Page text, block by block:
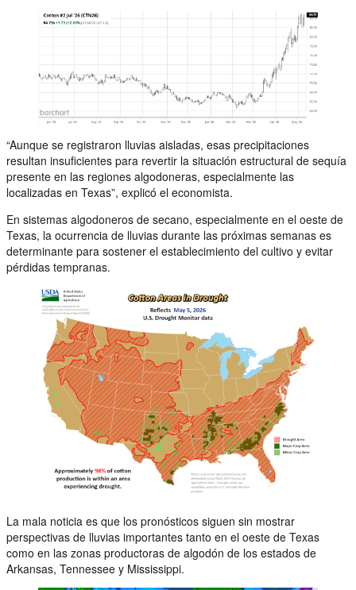
“Aunque se registraron lluvias aisladas, esas precipitaciones
resultan insuficientes para revertir la situación estructural de sequía
presente en las regiones algodoneras, especialmente las
localizadas en Texas”, explicó el economista.
En sistemas algodoneros de secano, especialmente en el oeste de
Texas, la ocurrencia de lluvias durante las próximas semanas es
determinante para sostener el establecimiento del cultivo y evitar
pérdidas tempranas.
La mala noticia es que los pronósticos siguen sin mostrar
perspectivas de lluvias importantes tanto en el oeste de Texas
como en las zonas productoras de algodón de los estados de
Arkansas, Tennessee y Mississippi.